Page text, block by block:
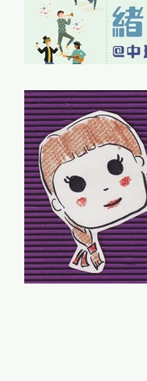
「 每月小ME Care 」
性 /別小眾 表達藝術治
人才招聘 Recruitment